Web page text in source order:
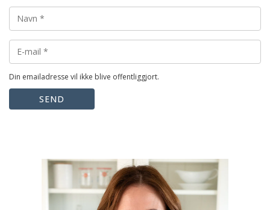
Din emailadresse vil ikke blive offentliggjort.
SEND